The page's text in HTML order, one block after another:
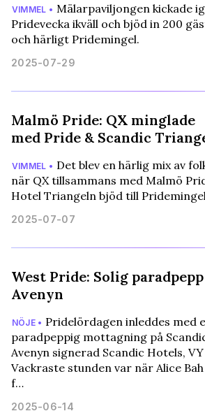
VIMMEL • Mälarpaviljongen kickade
Pridevecka ikväll och bjöd in 200
och härligt Pridemingel.
2025-07-29
Malmö Pride: QX minglade
med Pride & Scandic
VIMMEL • Det blev en härlig mix av
när QX tillsammans med Malmö
Hotel Triangeln bjöd till
2025-07-07
West Pride: Solig
Avenyn
NÖJE • Pridelördagen inleddes med
paradpeppig mottagning på
Avenyn signerad Scandic Hotels, VY
Vackraste stunden var när Alice
f…
2025-06-14